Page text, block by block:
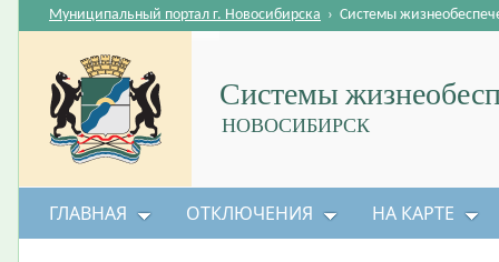
Системы
НОВОСИБИРСК
Муниципальный портал г. Новосибирска › Системы
ГЛАВНАЯ ОТКЛЮЧЕНИЯ НА КАРТЕ